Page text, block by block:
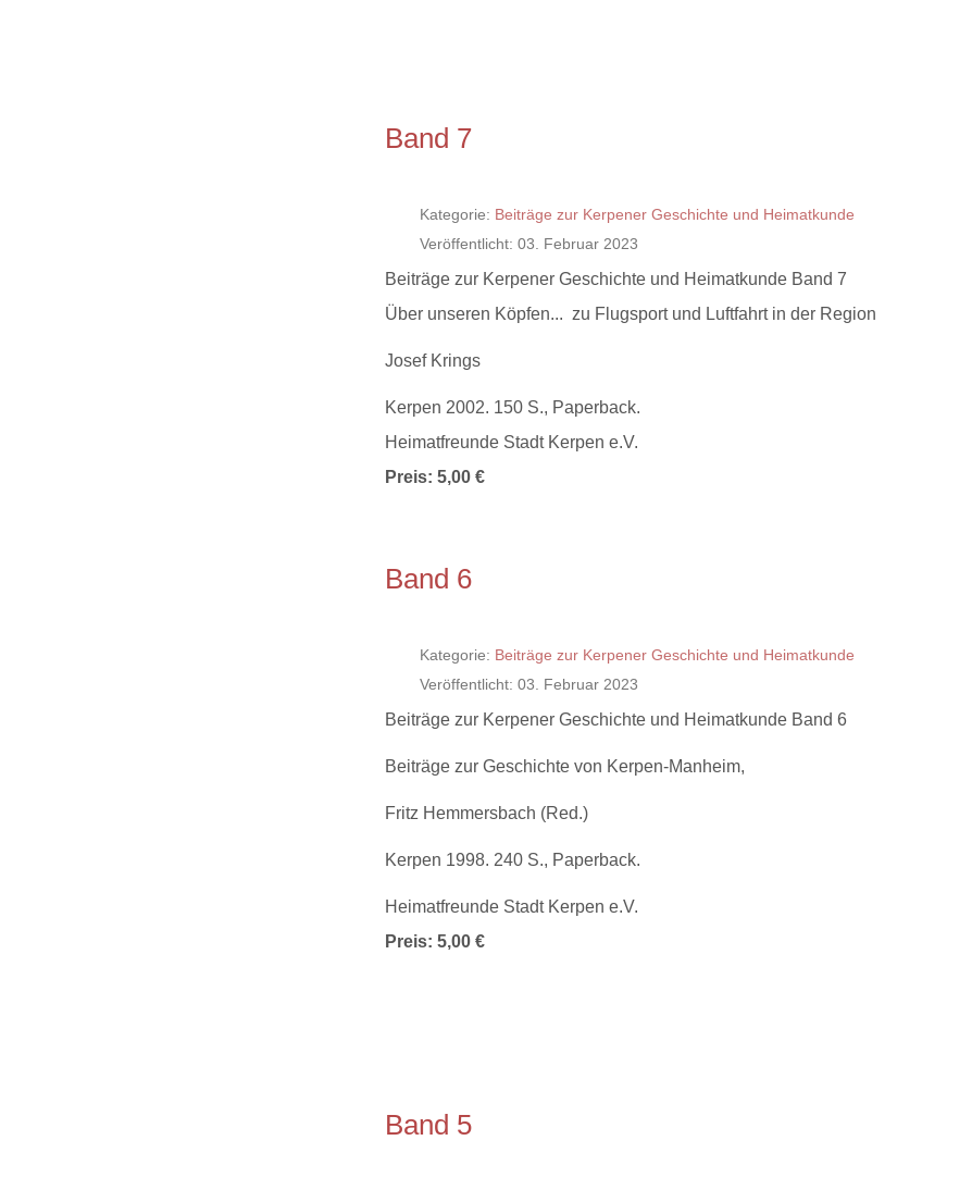
Band 7
Kategorie: Beiträge zur Kerpener Geschichte und Heimatkunde
Veröffentlicht: 03. Februar 2023
Beiträge zur Kerpener Geschichte und Heimatkunde Band 7
Über unseren Köpfen... zu Flugsport und Luftfahrt in der Region
Josef Krings
Kerpen 2002. 150 S., Paperback.
Heimatfreunde Stadt Kerpen e.V.
Preis: 5,00 €
Band 6
Kategorie: Beiträge zur Kerpener Geschichte und Heimatkunde
Veröffentlicht: 03. Februar 2023
Beiträge zur Kerpener Geschichte und Heimatkunde Band 6
Beiträge zur Geschichte von Kerpen-Manheim,
Fritz Hemmersbach (Red.)
Kerpen 1998. 240 S., Paperback.
Heimatfreunde Stadt Kerpen e.V.
Preis: 5,00 €
Band 5